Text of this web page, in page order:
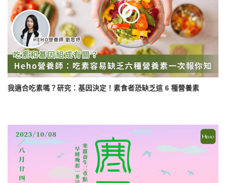
我適合吃素嗎？研究：基因決定！素食者恐缺乏這 6 種營養素